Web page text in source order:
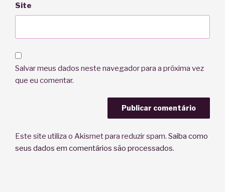
Site
Salvar meus dados neste navegador para a próxima vez
que eu comentar.
Este site utiliza o Akismet para reduzir spam. Saiba como
seus dados em comentários são processados.